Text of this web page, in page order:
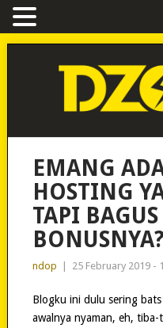
EMANG
HOSTING
TAPI
BONUSNYA?
ndop 25 February 2019 -
Blogku ini dulu sering
awalnya nyaman, eh,